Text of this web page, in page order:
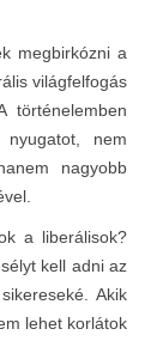
megbirkózni a
világfelfogás
nem
nagyobb
a liberálisok?
kell adni az
Akik
lehet korlátok